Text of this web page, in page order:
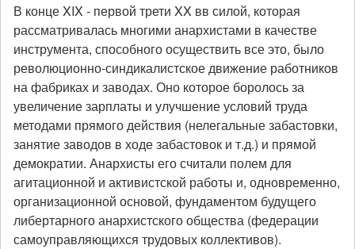
В конце XIX - первой трети XX вв силой, которая
рассматривалась многими анархистами в качестве
инструмента, способного осуществить все это, было
революционно-синдикалистское движение работников
на фабриках и заводах. Оно которое боролось за
увеличение зарплаты и улучшение условий труда
методами прямого действия (нелегальные забастовки,
занятие заводов в ходе забастовок и т.д.) и прямой
демократии. Анархисты его считали полем для
агитационной и активистской работы и, одновременно,
организационной основой, фундаментом будущего
либертарного анархистского общества (федерации
самоуправляющихся трудовых коллективов).